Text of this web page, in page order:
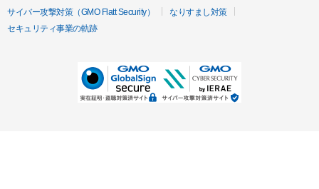
サイバー攻撃対策（GMO Flatt Security）
なりすまし対策
セキュリティ事業の軌跡